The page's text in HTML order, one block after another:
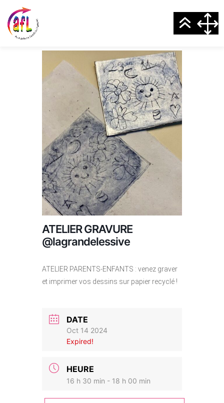
ATELIER GRAVURE
@lagrandelessive
ATELIER PARENTS-ENFANTS : venez graver
et imprimer vos dessins sur papier recyclé !
DATE
Oct 14 2024
Expired!
HEURE
16 h 30 min - 18 h 00 min